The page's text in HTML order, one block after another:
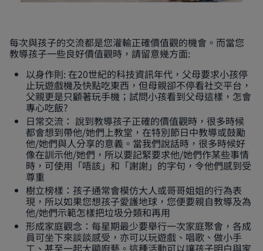
每次與孩子的交流都是您灌輸正確價值觀的機會。而當您
教導孩子一些良好價值觀時，請留意幾方面:
以身作則: 在20世紀的科技資訊年代，父母要求小孩停
止玩遊戲機及快點吃東西，但母親卻不停看社交平台，
父親更是只顧著玩手機；試問小孩看到父母這樣，怎會
專心吃飯?
日常交流： 說到教導孩子正確的價值觀時，很多時候
都會想到帶他/她們上教堂，在特別節日中教導或鼓勵
他/她們與人分享的意義。當我們說話時，很多時候好
像在訓示他/她們，所以要記緊要求他/她們作某些事情
時，可使用「唔該」和「謝謝」的字句，令他們感到受
尊重
樹立榜樣：孩子通常會模仿大人或哥哥姐姐的行為表
現，所以如果您想孩子愛護地球，您便要親自教導及為
他/她們示範怎樣把垃圾分類和再用
形成家庭觀念：每星期最少要舉行一次家庭聚會，各成
員可坐下來談談感受，亦可以玩遊戲、唱歌、做小手
工、甚至一起大顯廚藝。這種活動可以讓孩子明白與家